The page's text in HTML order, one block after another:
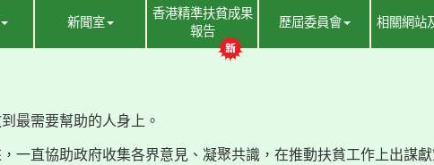
新聞室
香港精準扶貧成果
報告
歷屆委員會 相關網站
最需要幫助的人身上。
一直協助政府收集各界意見、凝聚共識，在推動扶貧工作上出謀